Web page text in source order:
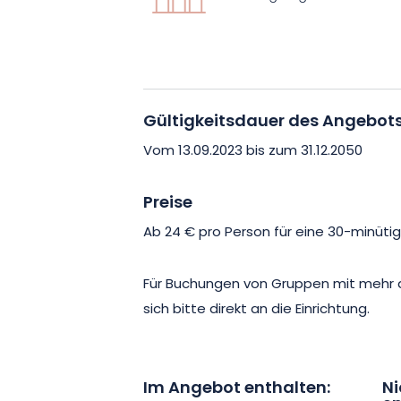
in vollen Zügen genießen. So können
Um die Sicherheit aller zu
und Äxten nur volljährigen Personen
mitgeteilt werden.
Trauen Sie sich, die Herausforderung
Gültigkeitsdauer des
Vom 13.09.2023 bis zum 31.12.2050
Preise
Ab 24 € pro Person für eine 30-
Für Buchungen von Gruppen mit
sich bitte direkt an die Einrichtung.
Im Angebot enthalten: